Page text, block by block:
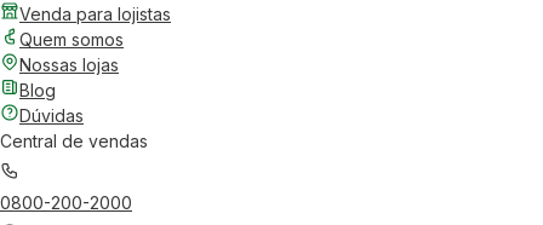
Venda para lojistas
Quem somos
Nossas lojas
Blog
Dúvidas
Central de vendas
0800-200-2000